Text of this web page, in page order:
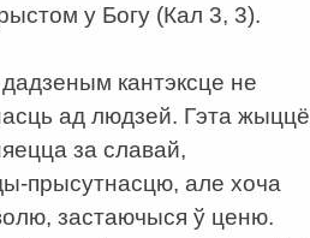
у Богу (Кал 3, 3).
кантэксце не
ад людзей. Гэта жыццё
за славай,
прысутнасцю, але хоча
застаючыся ў ценю.